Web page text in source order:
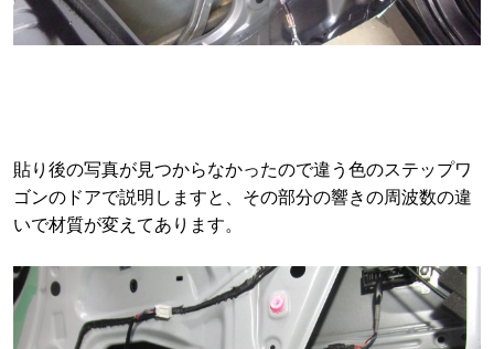
貼り後の写真が見つからなかったので違う色のステップワ
ゴンのドアで説明しますと、その部分の響きの周波数の違
いで材質が変えてあります。